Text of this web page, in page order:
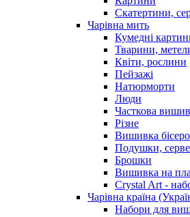
Скатертини,
Чарiвна мить
Кумедні
Тварини,
Квіти, рослини
Пейзажі
Натюрморти
Люди
Часткова
Різне
Вишивка
Подушки,
Брошки
Вишивка на
Crystal Art -
Чарівна країна
Набори для